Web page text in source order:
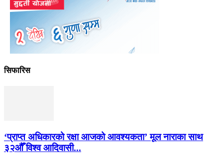
सिफारिस
‘प्राप्त अधिकारको रक्षा आजको आवश्यकता’ मूल नाराका साथ
३२औँ विश्व आदिवासी...